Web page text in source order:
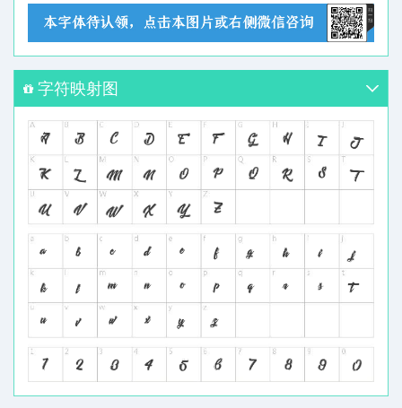
字符映射图